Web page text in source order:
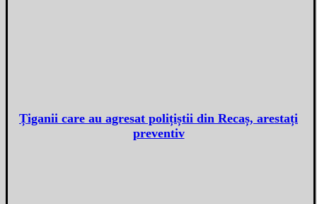
Țiganii care au agresat polițiștii din Recaș, arestați
preventiv